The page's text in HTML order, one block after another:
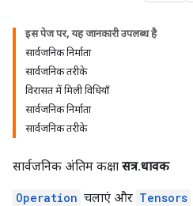
इस पेज पर, यह जानकारी उपलब्ध है
सार्वजनिक निर्माता
सार्वजनिक तरीके
विरासत में मिली विधियाँ
सार्वजनिक निर्माता
सार्वजनिक तरीके
सार्वजनिक अंतिम कक्षा सत्र.धावक
Operation चलाएं और Tensors